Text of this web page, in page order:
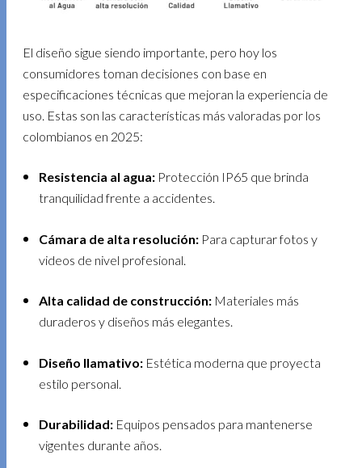
El diseño sigue siendo importante, pero hoy los
consumidores toman decisiones con base en
especificaciones técnicas que mejoran la experiencia de
uso. Estas son las características más valoradas por los
colombianos en 2025:
Resistencia al agua:Protección IP65 que brinda
tranquilidad frente a accidentes.
Cámara de alta resolución:Para capturar fotos y
videos de nivel profesional.
Alta calidad de construcción:Materiales más
duraderos y diseños más elegantes.
Diseño llamativo:Estética moderna que proyecta
estilo personal.
Durabilidad:Equipos pensados para mantenerse
vigentes durante años.